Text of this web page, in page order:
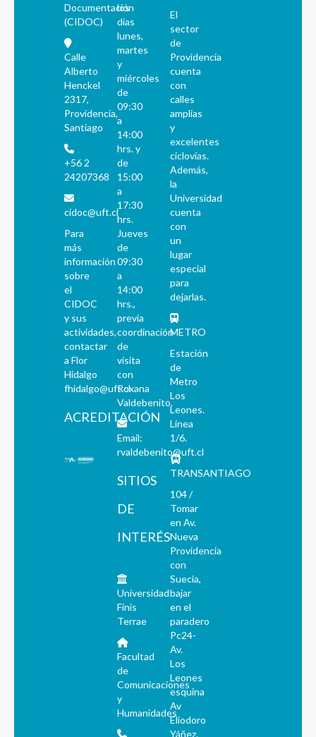
Documentación
(CIDOC)
Calle
Alberto
Henckel
2317,
Providencia,
Santiago
+56 2
24207368
cidoc@uft.cl
Para
más
información
sobre
el
CIDOC
y sus
actividades,
contactar
a Flor
Hidalgo
fhidalgo@uft.cl
ACREDITACIÓN
los
días
lunes,
martes
y
miércoles
de
09:30
a
14:00
hrs. y
de
15:00
a
17:30
hrs.
Jueves
de
09:30
a
14:00
hrs.,
previa
coordinación
de
visita
con
Roxana
Valdebenito.
Email:
rvaldebenito@uft.cl
SITIOS
DE
INTERÉS
Universidad
Finis
Terrae
Facultad
de
Comunicaciones
y
Humanidades
El
sector
de
Providencia
cuenta
con
calles
amplias
y
excelentes
ciclovías.
Además,
la
Universidad
cuenta
con
un
lugar
especial
para
dejarlas.
METRO
Estación
de
Metro
Los
Leones.
Línea
1/6.
TRANSANTIAGO
104 /
Tomar
en Av.
Nueva
Providencia
con
Suecia,
bajar
en el
paradero
Pc24-
Av.
Los
Leones
esquina
Av
Eliodoro
Yáñez.